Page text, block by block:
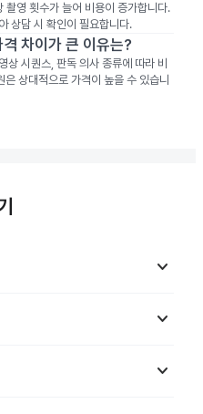
촬영 횟수가 늘어 비용이 증가합니다.
상담 시 확인이 필요합니다.
차이가 큰 이유는?
시퀀스, 판독 의사 종류에 따라 비
상대적으로 가격이 높을 수 있습니
keyboard_arrow_down
keyboard_arrow_down
keyboard_arrow_down